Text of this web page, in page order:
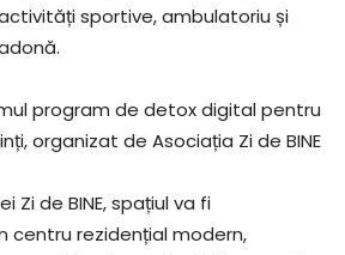
sportive, ambulatoriu și
program de detox digital pentru
organizat de Asociația Zi de BINE
Zi de BINE, spațiul va fi
rezidențial modern,